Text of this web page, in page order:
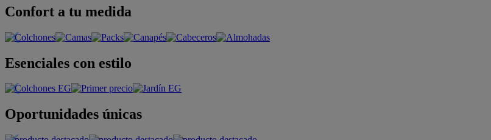
Confort a tu medida
Esenciales con estilo
Oportunidades únicas